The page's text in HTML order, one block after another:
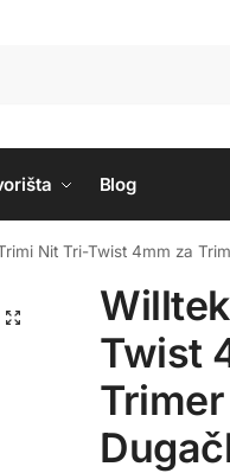
Blog
Nit Tri-Twist 4mm za
Twist